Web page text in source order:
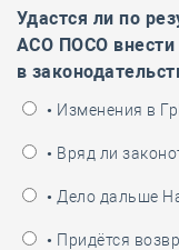
Удастся ли по
АСО ПОСО внести
в
• Изменения в
• Вряд ли
• Дело дальше
• Придётся